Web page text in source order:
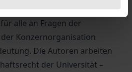
zwingend vorzuschreiben.
alle an Fragen der
Konzernorganisation
Die Autoren arbeiten
der Universität –